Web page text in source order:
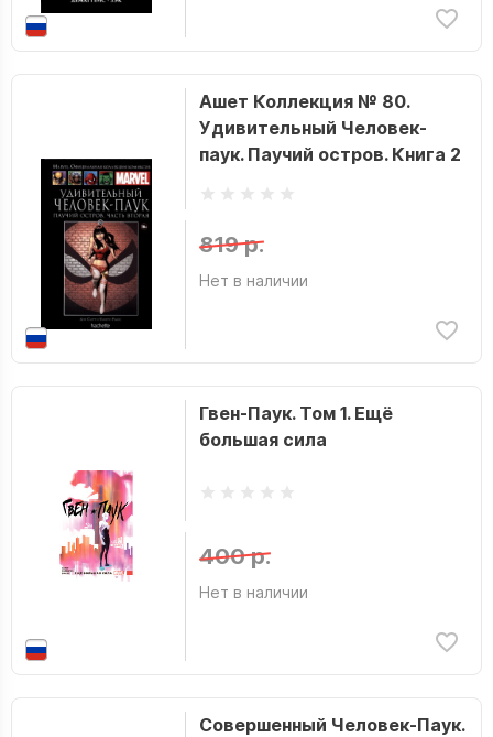
Ашет Коллекция № 80.
Удивительный Человек-
паук. Паучий остров. Книга 2
819 р.
Нет в наличии
Гвен-Паук. Том 1. Ещё
большая сила
400 р.
Нет в наличии
Совершенный Человек-Паук.